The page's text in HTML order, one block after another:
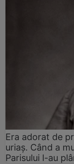
Era adorat de
uriaș. Când a
Parisului l-au